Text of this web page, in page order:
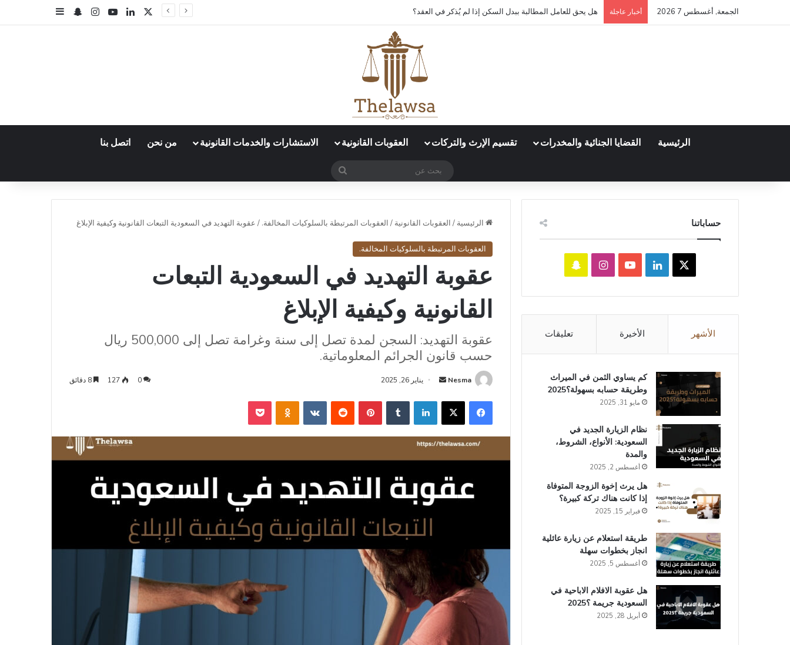
الجمعة, أغسطس 7 2026 أخبار عاجلة هل يحق للعامل المطالبة ببدل السكن إذا لم يُذكر في العقد؟ لينكدإن‫YouTubeانستقرامسناب تشات
إضافة عمود
الرئيسية القضايا الجنائية والمخدرات تقسيم الإرث والتركات العقوبات القانونية الاستشارات والخدمات القانونية من نحن اتصل بنا
بحث
الرئيسية / العقوبات القانونية / العقوبات المرتبطة بالسلوكيات المخالفة. / عقوبة التهديد في السعودية التبعات القانونية وكيفية الإبلاغ
العقوبات المرتبطة بالسلوكيات المخالفة.
عقوبة التهديد في السعودية التبعات
القانونية وكيفية الإبلاغ
عقوبة التهديد: السجن لمدة تصل إلى سنة وغرامة تصل إلى 500,000 ريال
حسب قانون الجرائم المعلوماتية.
Nesma
أرسل
إلكترونيا
يناير 26, 2025 0
127
فيسبوك‫X لينكدإن بينتيريست Odnoklassniki
‫Pocket
حساباتنا
لينكدإن‫YouTubeانستقرامسناب
الأشهر الأخيرة تعليقات
كم يساوي الثمن في الميراث​
وطريقة حسابه بسهولة؟2025
مايو 31, 2025
نظام الزيارة الجديد في
السعودية: الأنواع، الشروط،
والمدة
أغسطس 2, 2025
هل يرث إخوة الزوجة المتوفاة
إذا كانت هناك تركة كبيرة؟
فبراير 15, 2025
طريقة استعلام عن زيارة عائلية
انجاز​ بخطوات سهلة
أغسطس 5, 2025
هل عقوبة الافلام الاباحية في
السعودية​ جريمة ؟2025
أبريل 28, 2025